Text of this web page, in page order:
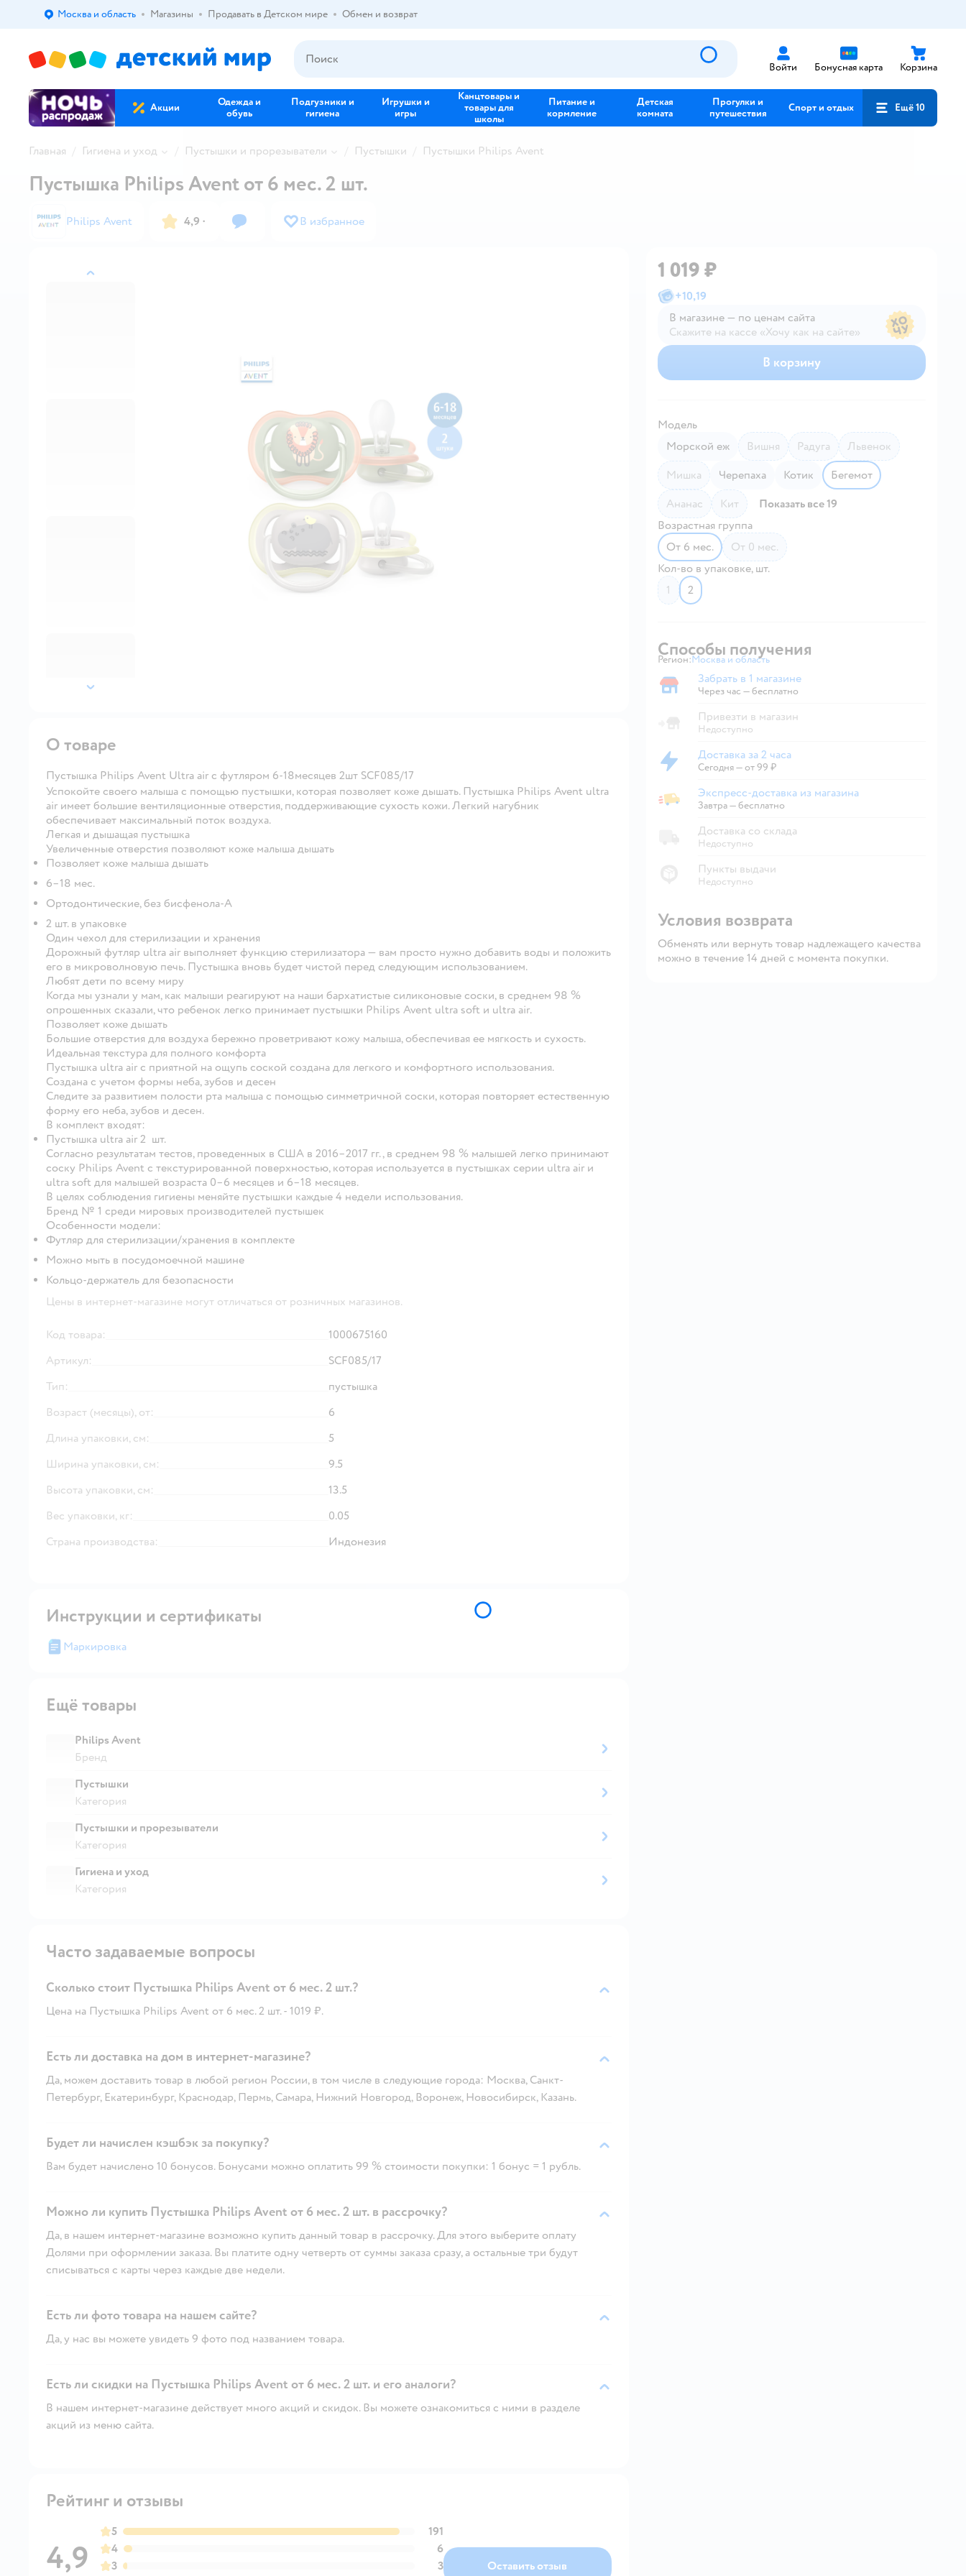
Выбор адреса доставки.
Москва и область Магазины Продавать в Детском мире Обмен и возврат
Войти Бонусная карта Корзина
Акции
Одежда и
обувь
Подгузники и
гигиена
Игрушки и
игры
Канцтовары и
товары для
школы
Питание и
кормление
Детская
комната
Прогулки и
путешествия
Спорт и отдых Ещё 10
Главная Гигиена и уход Пустышки и прорезыватели Пустышки Пустышки Philips Avent
назад
далее
Пустышка Philips Avent от 6 мес. 2 шт.
Philips Avent 4,9 · В избранное
1 019 ₽
+10,19
В магазине — по ценам сайта
Скажите на кассе «Хочу как на сайте»
В магазине — по ценам сайта
В корзину
Модель
Морской еж
Вишня Радуга
Львенок
Мишка
Черепаха Котик
Бегемот
Ананас
Кит
Показать все 19
Возрастная группа
от 6 мес.
от 0 мес.
Кол-во в упаковке, шт.
1
2
Способы получения
Регион: Выбор адреса доставки.
Москва и область
Забрать в магазине
Забрать в 1 магазине
Через час — бесплатно
Привезти в магазин
Недоступно
Доставка за 2 часа
Доставка за 2 часа
Сегодня—от 99 ₽
Экспресс-доставка из магазина
Экспресс-доставка из магазина
Завтра—бесплатно
Доставка со склада
Недоступно
Пункты выдачи
Недоступно
Условия возврата
Обменять или вернуть товар надлежащего качества
можно в течение 14 дней с момента покупки.
О товаре
Пустышка Philips Avent Ultra air с футляром 6-18месяцев 2шт SCF085/17
Успокойте своего малыша с помощью пустышки, которая позволяет коже дышать. Пустышка Philips Avent ultra
air имеет большие вентиляционные отверстия, поддерживающие сухость кожи. Легкий нагубник
обеспечивает максимальный поток воздуха.
Легкая и дышащая пустышка
Увеличенные отверстия позволяют коже малыша дышать
Позволяет коже малыша дышать
6–18 мес.
Ортодонтические, без бисфенола-А
2 шт. в упаковке
Один чехол для стерилизации и хранения
Дорожный футляр ultra air выполняет функцию стерилизатора — вам просто нужно добавить воды и положить
его в микроволновую печь. Пустышка вновь будет чистой перед следующим использованием.
Любят дети по всему миру
Когда мы узнали у мам, как малыши реагируют на наши бархатистые силиконовые соски, в среднем 98 %
опрошенных сказали, что ребенок легко принимает пустышки Philips Avent ultra soft и ultra air.
Позволяет коже дышать
Большие отверстия для воздуха бережно проветривают кожу малыша, обеспечивая ее мягкость и сухость.
Идеальная текстура для полного комфорта
Пустышка ultra air с приятной на ощупь соской создана для легкого и комфортного использования.
Создана с учетом формы неба, зубов и десен
Следите за развитием полости рта малыша с помощью симметричной соски, которая повторяет естественную
форму его неба, зубов и десен.
В комплект входят:
Пустышка ultra air 2 шт.
Согласно результатам тестов, проведенных в США в 2016–2017 гг., в среднем 98 % малышей легко принимают
соску Philips Avent с текстурированной поверхностью, которая используется в пустышках серии ultra air и
ultra soft для малышей возраста 0–6 месяцев и 6–18 месяцев.
В целях соблюдения гигиены меняйте пустышки каждые 4 недели использования.
Бренд № 1 среди мировых производителей пустышек
Особенности модели:
Футляр для стерилизации/хранения в комплекте
Можно мыть в посудомоечной машине
Кольцо-держатель для безопасности
Цены в интернет-магазине могут отличаться от розничных магазинов.
Код товара:
1000675160
Артикул:
SCF085/17
Тип:
пустышка
Возраст (месяцы), от:
6
Длина упаковки, см:
5
Ширина упаковки, см:
9.5
Высота упаковки, см:
13.5
Вес упаковки, кг:
0.05
Страна производства:
Индонезия
Инструкции и сертификаты
Маркировка
Ещё товары
Philips Avent
Бренд
Пустышки
Категория
Пустышки и прорезыватели
Категория
Гигиена и уход
Категория
Часто задаваемые вопросы
Сколько стоит Пустышка Philips Avent от 6 мес. 2 шт.?
Цена на Пустышка Philips Avent от 6 мес. 2 шт. - 1019 ₽.
Есть ли доставка на дом в интернет-магазине?
Да, можем доставить товар в любой регион России, в том числе в следующие города: Москва, Санкт-
Петербург, Екатеринбург, Краснодар, Пермь, Самара, Нижний Новгород, Воронеж, Новосибирск, Казань.
Будет ли начислен кэшбэк за покупку?
Вам будет начислено 10 бонусов. Бонусами можно оплатить 99 % стоимости покупки: 1 бонус = 1 рубль.
Можно ли купить Пустышка Philips Avent от 6 мес. 2 шт. в рассрочку?
Да, в нашем интернет-магазине возможно купить данный товар в рассрочку. Для этого выберите оплату
Долями при оформлении заказа. Вы платите одну четверть от суммы заказа сразу, а остальные три будут
списываться с карты через каждые две недели.
Есть ли фото товара на нашем сайте?
Да, у нас вы можете увидеть 9 фото под названием товара.
Есть ли скидки на Пустышка Philips Avent от 6 мес. 2 шт. и его аналоги?
В нашем интернет-магазине действует много акций и скидок. Вы можете ознакомиться с ними в разделе
акций из меню сайта.
Рейтинг и отзывы
4,9
5
191
4
6
3
3
Оставить отзыв